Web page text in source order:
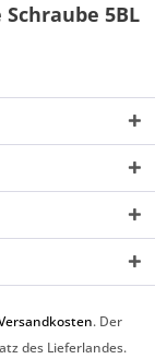
5BL
. Der
des Lieferlandes.